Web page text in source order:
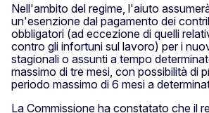
Nell'ambito del regime, l'aiuto
un'esenzione dal pagamento dei
obbligatori (ad eccezione di quelli
contro gli infortuni sul lavoro) per i
stagionali o assunti a tempo
massimo di tre mesi, con possibilità di
periodo massimo di 6 mesi a
La Commissione ha constatato che il